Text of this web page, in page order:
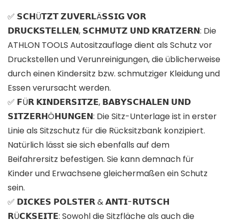
✅ 𝗦𝗖𝗛Ü𝗧𝗭𝗧 𝗭𝗨𝗩𝗘𝗥𝗟Ä𝗦𝗦𝗜𝗚 𝗩𝗢𝗥
𝗗𝗥𝗨𝗖𝗞𝗦𝗧𝗘𝗟𝗟𝗘𝗡, 𝗦𝗖𝗛𝗠𝗨𝗧𝗭 𝗨𝗡𝗗 𝗞𝗥𝗔𝗧𝗭𝗘𝗥𝗡: Die
ATHLON TOOLS Autositzauflage dient als Schutz vor
Druckstellen und Verunreinigungen, die üblicherweise
durch einen Kindersitz bzw. schmutziger Kleidung und
Essen verursacht werden.
✅ 𝗙Ü𝗥 𝗞𝗜𝗡𝗗𝗘𝗥𝗦𝗜𝗧𝗭𝗘, 𝗕𝗔𝗕𝗬𝗦𝗖𝗛𝗔𝗟𝗘𝗡 𝗨𝗡𝗗
𝗦𝗜𝗧𝗭𝗘𝗥𝗛Ö𝗛𝗨𝗡𝗚𝗘𝗡: Die Sitz-Unterlage ist in erster
Linie als Sitzschutz für die Rücksitzbank konzipiert.
Natürlich lässt sie sich ebenfalls auf dem
Beifahrersitz befestigen. Sie kann demnach für
Kinder und Erwachsene gleichermaßen ein Schutz
sein.
✅ 𝗗𝗜𝗖𝗞𝗘𝗦 𝗣𝗢𝗟𝗦𝗧𝗘𝗥 & 𝗔𝗡𝗧𝗜-𝗥𝗨𝗧𝗦𝗖𝗛
𝗥Ü𝗖𝗞𝗦𝗘𝗜𝗧𝗘: Sowohl die Sitzfläche als auch die